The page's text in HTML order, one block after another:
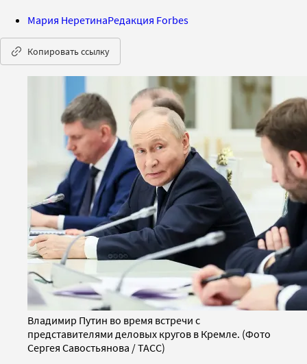
Мария НеретинаРедакция Forbes
Копировать ссылку
Владимир Путин во время встречи с
представителями деловых кругов в Кремле. (Фото
Сергея Савостьянова / ТАСС)